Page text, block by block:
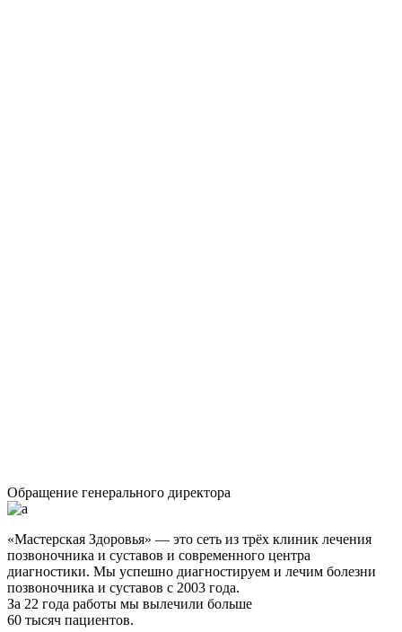
Обращение генерального директора
«Мастерская Здоровья» — это сеть из трёх клиник лечения
позвоночника и суставов и современного центра
диагностики. Мы успешно диагностируем и лечим болезни
позвоночника и суставов с 2003 года.
За 22 года работы мы вылечили больше
60 тысяч пациентов.